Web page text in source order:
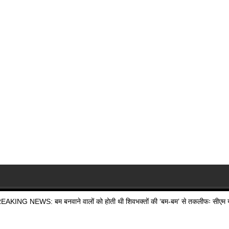
NEWS: बम बनवाने वालों को होती थी शिवभक्तों की ‘बम-बम’ से तकलीफः सीएम